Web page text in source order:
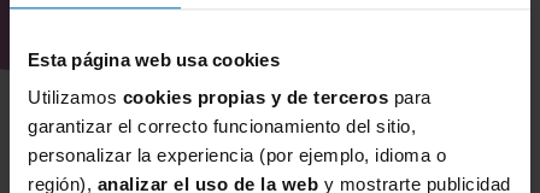
Esta página web usa cookies
Utilizamos cookies propias y de terceros para
garantizar el correcto funcionamiento del sitio,
personalizar la experiencia (por ejemplo, idioma o
región), analizar el uso de la web y mostrarte publicidad